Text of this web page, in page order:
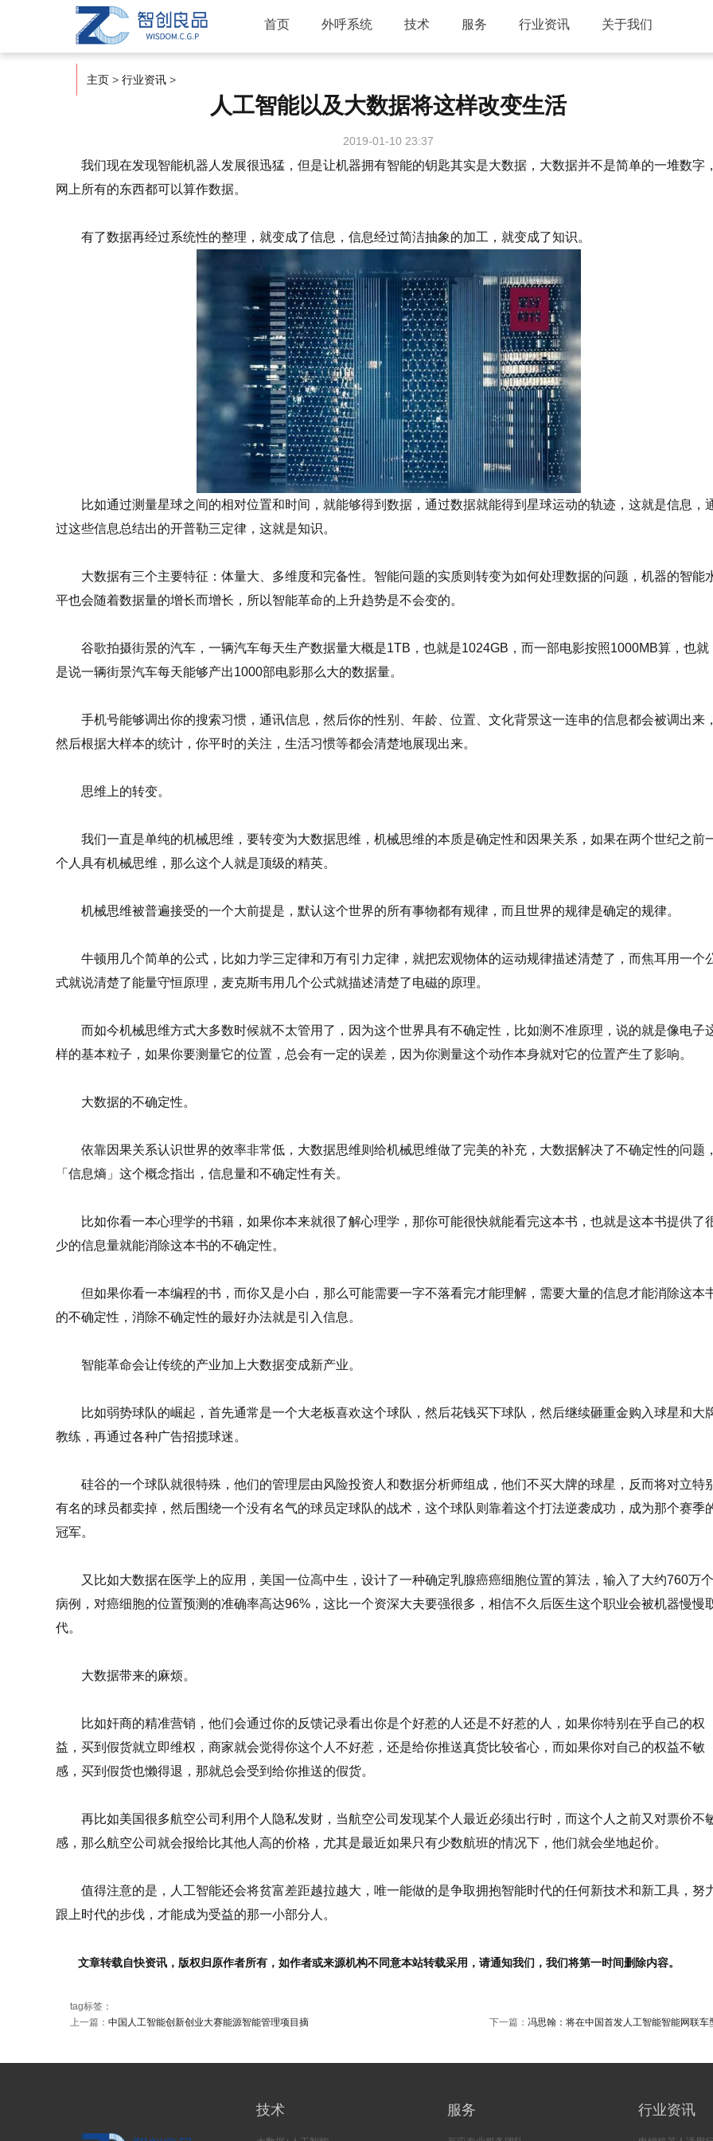
首页 外呼系统 技术 服务 行业资讯 关于我们
主页 > 行业资讯 >
人工智能以及大数据将这样改变生活
2019-01-10 23:37
我们现在发现智能机器人发展很迅猛，但是让机器拥有智能的钥匙其实是大数据，大数据并不是简单的一堆数字，
网上所有的东西都可以算作数据。
有了数据再经过系统性的整理，就变成了信息，信息经过简洁抽象的加工，就变成了知识。
比如通过测量星球之间的相对位置和时间，就能够得到数据，通过数据就能得到星球运动的轨迹，这就是信息，
过这些信息总结出的开普勒三定律，这就是知识。
大数据有三个主要特征：体量大、多维度和完备性。智能问题的实质则转变为如何处理数据的问题，机器的智能
平也会随着数据量的增长而增长，所以智能革命的上升趋势是不会变的。
谷歌拍摄街景的汽车，一辆汽车每天生产数据量大概是1TB，也就是1024GB，而一部电影按照1000MB算，也就
是说一辆街景汽车每天能够产出1000部电影那么大的数据量。
手机号能够调出你的搜索习惯，通讯信息，然后你的性别、年龄、位置、文化背景这一连串的信息都会被调出来，
然后根据大样本的统计，你平时的关注，生活习惯等都会清楚地展现出来。
思维上的转变。
我们一直是单纯的机械思维，要转变为大数据思维，机械思维的本质是确定性和因果关系，如果在两个世纪之前
个人具有机械思维，那么这个人就是顶级的精英。
机械思维被普遍接受的一个大前提是，默认这个世界的所有事物都有规律，而且世界的规律是确定的规律。
牛顿用几个简单的公式，比如力学三定律和万有引力定律，就把宏观物体的运动规律描述清楚了，而焦耳用一个
式就说清楚了能量守恒原理，麦克斯韦用几个公式就描述清楚了电磁的原理。
而如今机械思维方式大多数时候就不太管用了，因为这个世界具有不确定性，比如测不准原理，说的就是像电子
样的基本粒子，如果你要测量它的位置，总会有一定的误差，因为你测量这个动作本身就对它的位置产生了影响。
大数据的不确定性。
依靠因果关系认识世界的效率非常低，大数据思维则给机械思维做了完美的补充，大数据解决了不确定性的问题，
「信息熵」这个概念指出，信息量和不确定性有关。
比如你看一本心理学的书籍，如果你本来就很了解心理学，那你可能很快就能看完这本书，也就是这本书提供了
少的信息量就能消除这本书的不确定性。
但如果你看一本编程的书，而你又是小白，那么可能需要一字不落看完才能理解，需要大量的信息才能消除这本
的不确定性，消除不确定性的最好办法就是引入信息。
智能革命会让传统的产业加上大数据变成新产业。
比如弱势球队的崛起，首先通常是一个大老板喜欢这个球队，然后花钱买下球队，然后继续砸重金购入球星和大
教练，再通过各种广告招揽球迷。
硅谷的一个球队就很特殊，他们的管理层由风险投资人和数据分析师组成，他们不买大牌的球星，反而将对立特
有名的球员都卖掉，然后围绕一个没有名气的球员定球队的战术，这个球队则靠着这个打法逆袭成功，成为那个赛季
冠军。
又比如大数据在医学上的应用，美国一位高中生，设计了一种确定乳腺癌癌细胞位置的算法，输入了大约760万个
病例，对癌细胞的位置预测的准确率高达96%，这比一个资深大夫要强很多，相信不久后医生这个职业会被机器慢慢
代。
大数据带来的麻烦。
比如奸商的精准营销，他们会通过你的反馈记录看出你是个好惹的人还是不好惹的人，如果你特别在乎自己的权
益，买到假货就立即维权，商家就会觉得你这个人不好惹，还是给你推送真货比较省心，而如果你对自己的权益不敏
感，买到假货也懒得退，那就总会受到给你推送的假货。
再比如美国很多航空公司利用个人隐私发财，当航空公司发现某个人最近必须出行时，而这个人之前又对票价不
感，那么航空公司就会报给比其他人高的价格，尤其是最近如果只有少数航班的情况下，他们就会坐地起价。
值得注意的是，人工智能还会将贫富差距越拉越大，唯一能做的是争取拥抱智能时代的任何新技术和新工具，努
跟上时代的步伐，才能成为受益的那一小部分人。
文章转载自快资讯，版权归原作者所有，如作者或来源机构不同意本站转载采用，请通知我们，我们将第一时间删除内容。
tag标签：
上一篇： 中国人工智能创新创业大赛能源智能管理项目摘 下一篇：冯思翰：将在中国首发人工智能智能网联车
技术 服务 行业资讯